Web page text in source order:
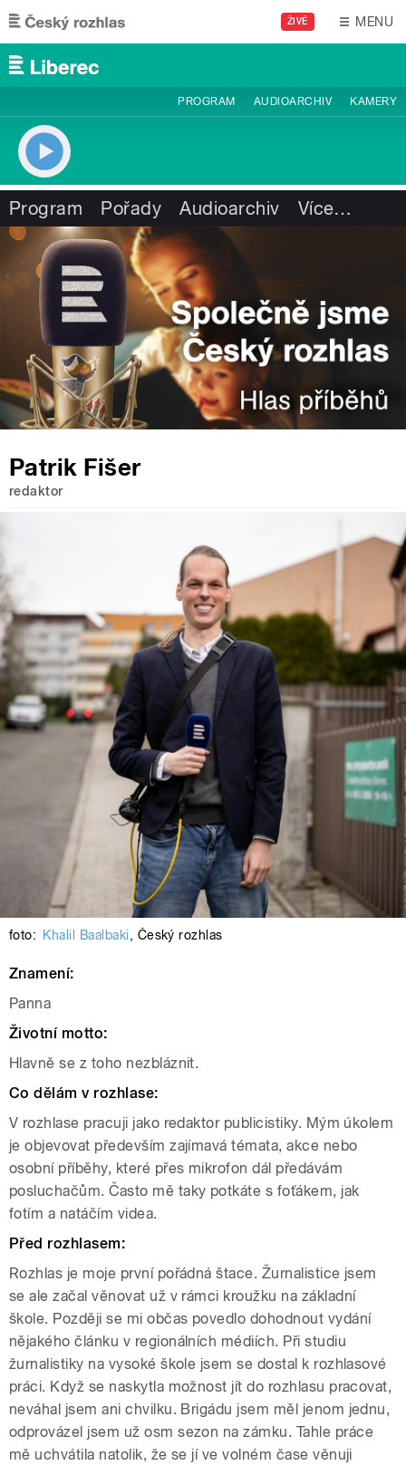
Přejít k hlavnímu obsahu
ŽIVĚ MENU
PROGRAM AUDIOARCHIV KAMERY
Program Pořady Audioarchiv Více…
Patrik Fišer
redaktor
foto: Khalil Baalbaki, Český rozhlas
Znamení:
Panna
Životní motto:
Hlavně se z toho nezbláznit.
Co dělám v rozhlase:
V rozhlase pracuji jako redaktor publicistiky. Mým úkolem
je objevovat především zajímavá témata, akce nebo
osobní příběhy, které přes mikrofon dál předávám
posluchačům. Často mě taky potkáte s foťákem, jak
fotím a natáčím videa.
Před rozhlasem:
Rozhlas je moje první pořádná štace. Žurnalistice jsem
se ale začal věnovat už v rámci kroužku na základní
škole. Později se mi občas povedlo dohodnout vydání
nějakého článku v regionálních médiích. Při studiu
žurnalistiky na vysoké škole jsem se dostal k rozhlasové
práci. Když se naskytla možnost jít do rozhlasu pracovat,
neváhal jsem ani chvilku. Brigádu jsem měl jenom jednu,
odprovázel jsem už osm sezon na zámku. Tahle práce
mě uchvátila natolik, že se jí ve volném čase věnuji